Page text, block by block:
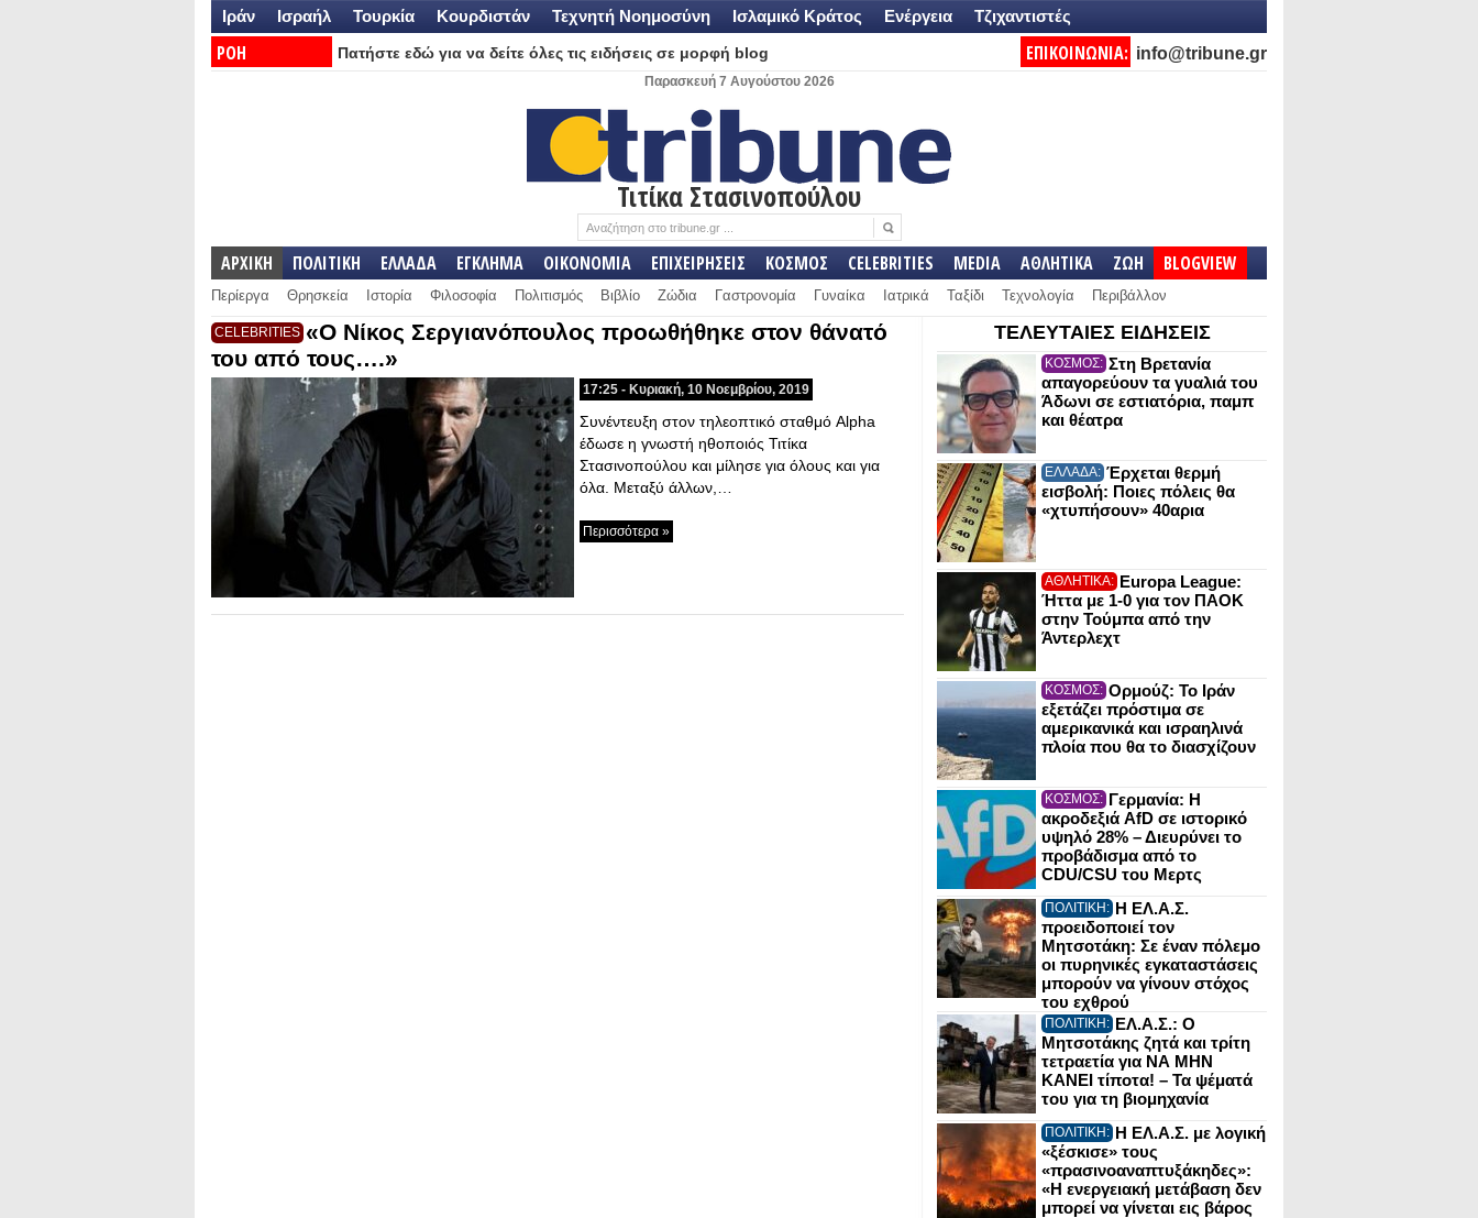
Ιράν Ισραήλ Τουρκία Κουρδιστάν Τεχνητή Νοημοσύνη Ισλαμικό Κράτος Ενέργεια Τζιχαντιστές
ΡΟΗ
Πατήστε εδώ για να δείτε όλες τις ειδήσεις σε μορφή blog ΕΠΙΚΟΙΝΩΝΙΑ: info@tribune.gr
Παρασκευή 7 Αυγούστου 2026
Τιτίκα Στασινοπούλου
ΑΡΧΙΚΗ ΠΟΛΙΤΙΚΗ ΕΛΛΑΔΑ ΕΓΚΛΗΜΑ ΟΙΚΟΝΟΜΙΑ ΕΠΙΧΕΙΡΗΣΕΙΣ ΚΟΣΜΟΣ CELEBRITIES MEDIA ΑΘΛΗΤΙΚΑ ΖΩΗ BLOGVIEW
Περίεργα Θρησκεία Ιστορία Φιλοσοφία Πολιτισμός Βιβλίο Ζώδια Γαστρονομία Γυναίκα Ιατρικά Ταξίδι Τεχνολογία Περιβάλλον
CELEBRITIES «Ο Νίκος Σεργιανόπουλος προωθήθηκε στον θάνατό
του από τους….»
17:25 - Κυριακή, 10 Νοεμβρίου, 2019
Συνέντευξη στον τηλεοπτικό σταθμό Alpha
έδωσε η γνωστή ηθοποιός Τιτίκα
Στασινοπούλου και μίλησε για όλους και για
όλα. Μεταξύ άλλων,…
Περισσότερα »
ΤΕΛΕΥΤΑΙΕΣ ΕΙΔΗΣΕΙΣ
ΚΟΣΜΟΣ: Στη Βρετανία
απαγορεύουν τα γυαλιά του
Άδωνι σε εστιατόρια, παμπ
και θέατρα
ΕΛΛΑΔΑ: Έρχεται θερμή
εισβολή: Ποιες πόλεις θα
«χτυπήσουν» 40αρια
ΑΘΛΗΤΙΚΑ: Europa League:
Ήττα με 1-0 για τον ΠΑΟΚ
στην Τούμπα από την
Άντερλεχτ
ΚΟΣΜΟΣ: Ορμούζ: Το Ιράν
εξετάζει πρόστιμα σε
αμερικανικά και ισραηλινά
πλοία που θα το διασχίζουν
ΚΟΣΜΟΣ: Γερμανία: Η
ακροδεξιά AfD σε ιστορικό
υψηλό 28% – Διευρύνει το
προβάδισμα από το
CDU/CSU του Μερτς
ΠΟΛΙΤΙΚΗ: Η ΕΛ.Α.Σ.
προειδοποιεί τον
Μητσοτάκη: Σε έναν πόλεμο
οι πυρηνικές εγκαταστάσεις
μπορούν να γίνουν στόχος
του εχθρού
ΠΟΛΙΤΙΚΗ: ΕΛ.Α.Σ.: Ο
Μητσοτάκης ζητά και τρίτη
τετραετία για ΝΑ ΜΗΝ
ΚΑΝΕΙ τίποτα! – Τα ψέματά
του για τη βιομηχανία
ΠΟΛΙΤΙΚΗ: Η ΕΛ.Α.Σ. με λογική
«ξέσκισε» τους
«πρασινοαναπτυξάκηδες»:
«Η ενεργειακή μετάβαση δεν
μπορεί να γίνεται εις βάρος